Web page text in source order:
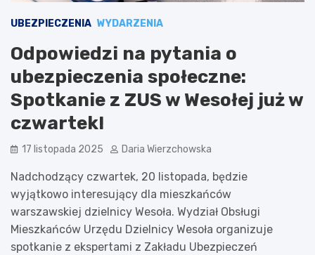
UBEZPIECZENIA WYDARZENIA
Odpowiedzi na pytania o
ubezpieczenia społeczne:
Spotkanie z ZUS w Wesołej już w
czwartek!
17 listopada 2025 Daria Wierzchowska
Nadchodzący czwartek, 20 listopada, będzie
wyjątkowo interesujący dla mieszkańców
warszawskiej dzielnicy Wesoła. Wydział Obsługi
Mieszkańców Urzędu Dzielnicy Wesoła organizuje
spotkanie z ekspertami z Zakładu Ubezpieczeń